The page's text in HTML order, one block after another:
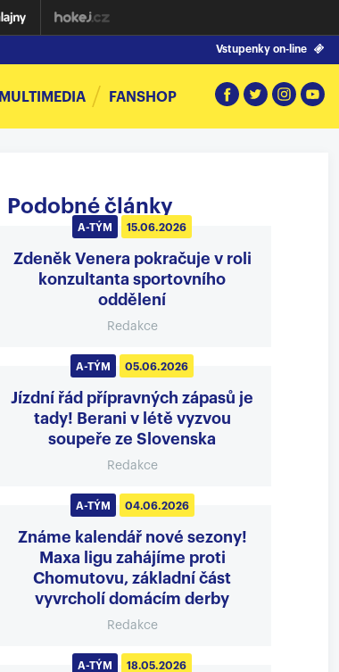
Vstupenky on-line
MULTIMEDIA FANSHOP
Podobné články
A-TÝM 15.06.2026
Zdeněk Venera pokračuje v roli
konzultanta sportovního
oddělení
Redakce
A-TÝM 05.06.2026
Jízdní řád přípravných zápasů je
tady! Berani v létě vyzvou
soupeře ze Slovenska
Redakce
A-TÝM 04.06.2026
Známe kalendář nové sezony!
Maxa ligu zahájíme proti
Chomutovu, základní část
vyvrcholí domácím derby
Redakce
A-TÝM 18.05.2026